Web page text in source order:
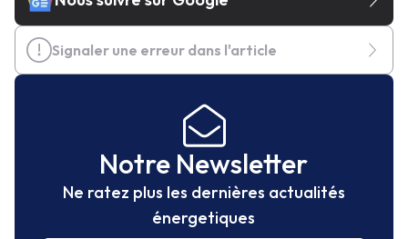
Signaler une erreur dans l'article
Notre Newsletter
Ne ratez plus les dernières actualités
énergetiques